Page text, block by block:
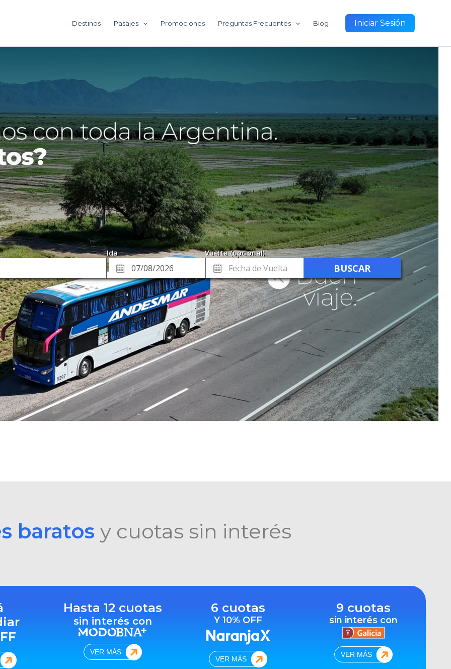
Destinos Pasajes Promociones Preguntas Frecuentes Blog Iniciar Sesión
baratos y cuotas sin interés
Hasta 12 cuotas
sin interés con
VER MÁS
6 cuotas
Y 10% OFF
VER MÁS
9 cuotas
sin interés con
VER MÁS